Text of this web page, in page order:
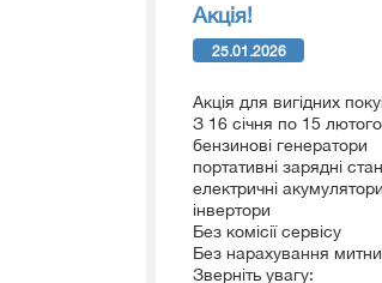
Акція!
25.01.2026
Акція для вигідних
З 16 січня по 15
бензинові генератори
портативні зарядні
електричні акумулятори
інвертори
Без комісії сервісу
Без нарахування
Зверніть увагу: